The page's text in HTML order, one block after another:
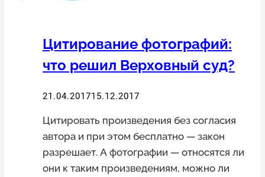
Цитирование фотографий:
что решил Верховный суд?
21.04.201715.12.2017
Цитировать произведения без согласия
автора и при этом бесплатно — закон
разрешает. А фотографии — относятся ли
они к таким произведениям, можно ли